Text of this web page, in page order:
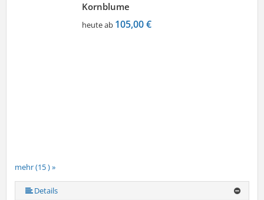
mehr (15 ) »
mehr (15 ) »
mehr (15 ) »
mehr (15 ) »
mehr (15 ) »
mehr (15 ) »
mehr (15 ) »
mehr (15 ) »
mehr (15 ) »
mehr (15 ) »
mehr (15 ) »
mehr (15 ) »
Kornblume
heute ab 105,00 €
Details